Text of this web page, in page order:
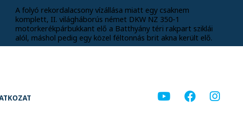
A folyó rekordalacsony vízállása miatt egy csaknem
komplett, II. világháborús német DKW NZ 350-1
motorkerékpárbukkant elő a Batthyány téri rakpart sziklái
alól, máshol pedig egy közel féltonnás brit akna került elő.